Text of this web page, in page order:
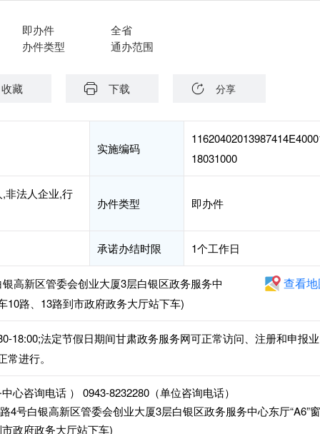
即办件
办件类型
全省
通办范围
收藏 下载 分享
实施编码
18031000
非法人企业,行
办件类型 即办件
承诺办结时限 1个工作日
高新区管委会创业大厦3层白银区政务服务中
10路、13路到市政府政务大厅站下车)
查看
18:00;法定节假日期间甘肃政务服务网可正常访问、注册和申报业
进行。
心咨询电话 ） 0943-8232280（单位咨询电话）
4号白银高新区管委会创业大厦3层白银区政务服务中心东厅“A6”窗
政府政务大厅站下车)